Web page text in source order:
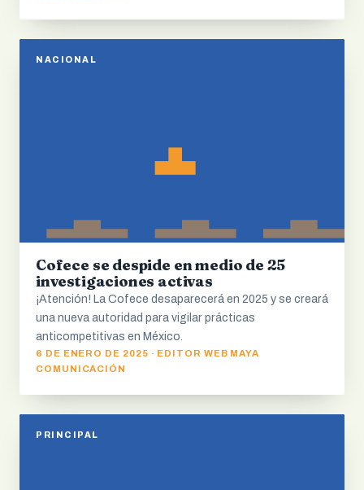
NACIONAL
Cofece se despide en medio de 25
investigaciones activas
¡Atención! La Cofece desaparecerá en 2025 y se creará
una nueva autoridad para vigilar prácticas
anticompetitivas en México.
6 DE ENERO DE 2025 · EDITOR WEB MAYA
COMUNICACIÓN
PRINCIPAL